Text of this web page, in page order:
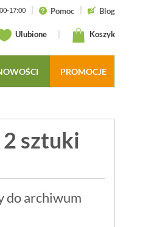
17:00 Pomoc Blog
Ulubione Koszyk
PROMOCJE
sztuki
do archiwum